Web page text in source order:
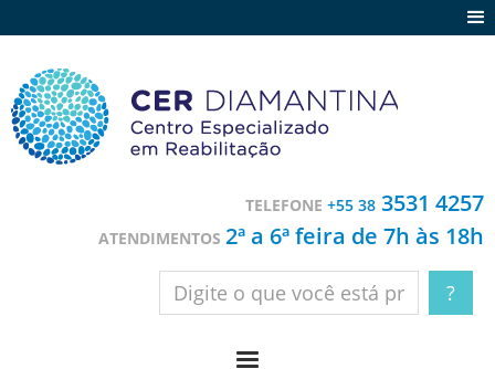
Contato
TELEFONE +55 38 3531 4257
ATENDIMENTOS 2ª a 6ª feira de 7h às 18h